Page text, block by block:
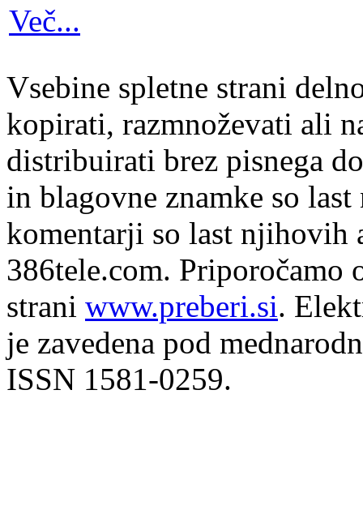
Več...
Vsebine spletne strani
kopirati, razmnoževati ali
distribuirati brez pisnega
in blagovne znamke so
komentarji so last njihovih
386tele.com. Priporočamo
strani www.preberi.si.
je zavedena pod
ISSN 1581-0259.